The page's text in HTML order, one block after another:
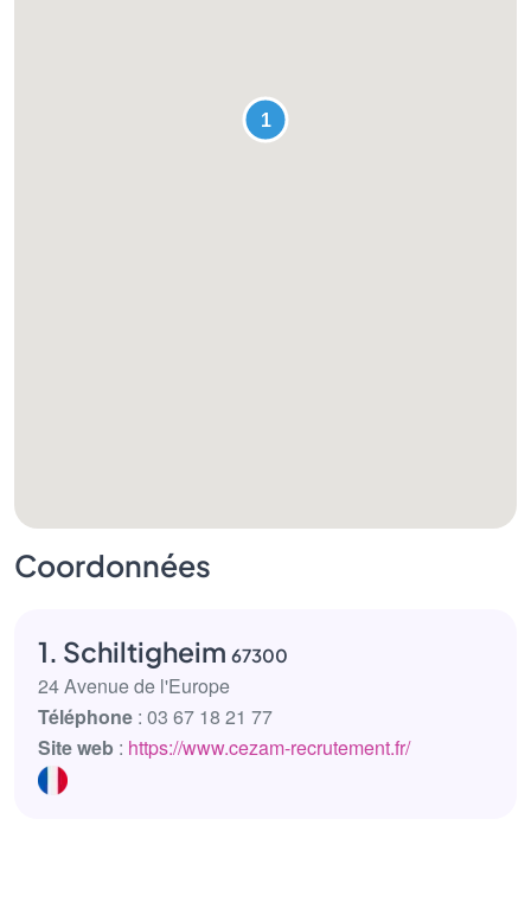
Coordonnées
1. Schiltigheim 67300
24 Avenue de l'Europe
Téléphone : 03 67 18 21 77
Site web : https://www.cezam-recrutement.fr/